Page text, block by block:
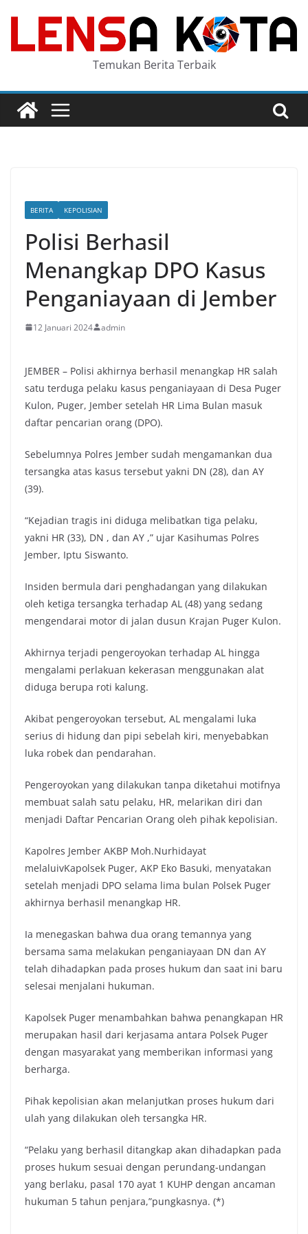
content
Temukan Berita Terbaik
BERITA KEPOLISIAN
Polisi Berhasil
Menangkap DPO Kasus
Penganiayaan di Jember
12 Januari 2024 admin
JEMBER – Polisi akhirnya berhasil menangkap HR salah
satu terduga pelaku kasus penganiayaan di Desa Puger
Kulon, Puger, Jember setelah HR Lima Bulan masuk
daftar pencarian orang (DPO).
Sebelumnya Polres Jember sudah mengamankan dua
tersangka atas kasus tersebut yakni DN (28), dan AY
(39).
“Kejadian tragis ini diduga melibatkan tiga pelaku,
yakni HR (33), DN , dan AY ,” ujar Kasihumas Polres
Jember, Iptu Siswanto.
Insiden bermula dari penghadangan yang dilakukan
oleh ketiga tersangka terhadap AL (48) yang sedang
mengendarai motor di jalan dusun Krajan Puger Kulon.
Akhirnya terjadi pengeroyokan terhadap AL hingga
mengalami perlakuan kekerasan menggunakan alat
diduga berupa roti kalung.
Akibat pengeroyokan tersebut, AL mengalami luka
serius di hidung dan pipi sebelah kiri, menyebabkan
luka robek dan pendarahan.
Pengeroyokan yang dilakukan tanpa diketahui motifnya
membuat salah satu pelaku, HR, melarikan diri dan
menjadi Daftar Pencarian Orang oleh pihak kepolisian.
Kapolres Jember AKBP Moh.Nurhidayat
melaluivKapolsek Puger, AKP Eko Basuki, menyatakan
setelah menjadi DPO selama lima bulan Polsek Puger
akhirnya berhasil menangkap HR.
Ia menegaskan bahwa dua orang temannya yang
bersama sama melakukan penganiayaan DN dan AY
telah dihadapkan pada proses hukum dan saat ini baru
selesai menjalani hukuman.
Kapolsek Puger menambahkan bahwa penangkapan HR
merupakan hasil dari kerjasama antara Polsek Puger
dengan masyarakat yang memberikan informasi yang
berharga.
Pihak kepolisian akan melanjutkan proses hukum dari
ulah yang dilakukan oleh tersangka HR.
“Pelaku yang berhasil ditangkap akan dihadapkan pada
proses hukum sesuai dengan perundang-undangan
yang berlaku, pasal 170 ayat 1 KUHP dengan ancaman
hukuman 5 tahun penjara,”pungkasnya. (*)